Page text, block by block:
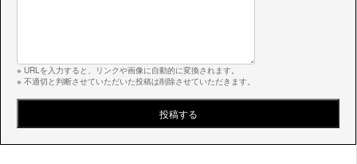
※ URLを入力すると、リンクや画像に自動的に変換されます。
※ 不適切と判断させていただいた投稿は削除させていただきます。